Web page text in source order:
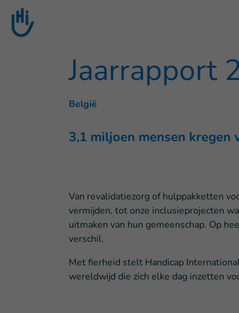
Goto main content
Jaarrapport
België
3,1 miljoen mensen
Van revalidatiezorg of hulppakketten
vermijden, tot onze inclusieprojecten
uitmaken van hun gemeenschap. Op
verschil.
Met fierheid stelt Handicap
wereldwijd die zich elke dag inzetten